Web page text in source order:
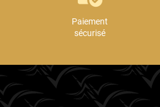
Paiement
sécurisé